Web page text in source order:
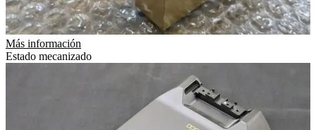
Más información
Estado mecanizado